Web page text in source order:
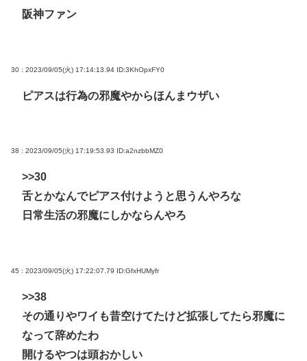
阪神ファン
30 : 2023/09/05(火) 17:14:13.94 ID:3KhOpxFY0
ピアスは行為の邪魔やからほんまウザい
38 : 2023/09/05(火) 17:19:53.93 ID:a2nzbbMZ0
>>30
舌とかなんでピアス付けようと思うんやろな
日常生活の邪魔にしかならんやろ
45 : 2023/09/05(火) 17:22:07.79 ID:GfxHUMyfr
>>38
その通りやワイも昔空けてたけど拡張してたら邪魔に
なって辞めたわ
開けるやつは頭おかしい